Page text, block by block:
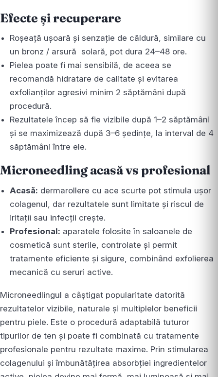
Efecte și recuperare
Roșeață ușoară și senzație de căldură, similare cu
un bronz / arsură solară, pot dura 24–48 ore.
Pielea poate fi mai sensibilă, de aceea se
recomandă hidratare de calitate și evitarea
exfolianților agresivi minim 2 săptămâni după
procedură.
Rezultatele încep să fie vizibile după 1–2 săptămâni
și se maximizează după 3–6 ședințe, la interval de 4
săptămâni între ele.
Microneedling acasă vs profesional
Acasă: dermarollere cu ace scurte pot stimula ușor
colagenul, dar rezultatele sunt limitate și riscul de
iritații sau infecții crește.
Profesional: aparatele folosite în saloanele de
cosmetică sunt sterile, controlate și permit
tratamente eficiente și sigure, combinând exfolierea
mecanică cu seruri active.
Microneedlingul a câștigat popularitate datorită
rezultatelor vizibile, naturale și multiplelor beneficii
pentru piele. Este o procedură adaptabilă tuturor
tipurilor de ten și poate fi combinată cu tratamente
profesionale pentru rezultate maxime. Prin stimularea
colagenului și îmbunătățirea absorbției ingredientelor